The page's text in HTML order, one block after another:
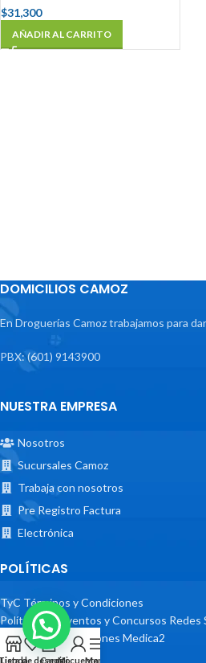
$31,300
AÑADIR AL CARRITO
DOMICILIOS CAMOZ
En Droguerías Camoz trabajamos para
PBX: (601) 9143900
NUESTRA EMPRESA
Nosotros
Sucursales Camoz
Trabaja con nosotros
Pre Registro Factura
Electrónica
POLÍTICAS
TyC Términos y Condiciones
Políticas de Eventos y Concursos Redes
Términos y Condiciones Medica2
Lista de deseos
CarritoMi cuenta
Menu